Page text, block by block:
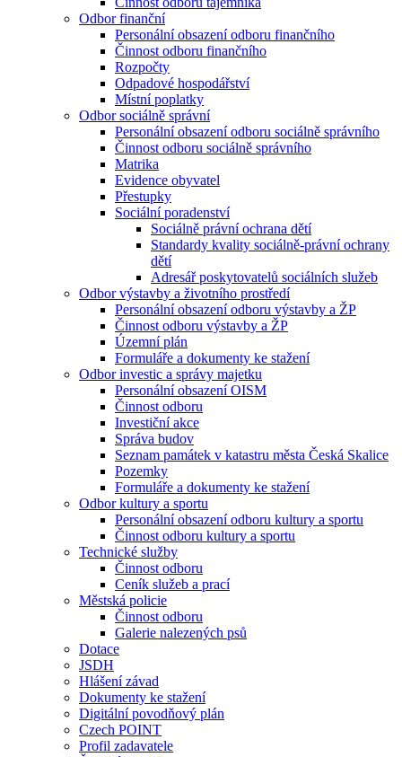
Odbor finanční
Personální obsazení odboru finančního
Činnost odboru finančního
Rozpočty
Odpadové hospodářství
Místní poplatky
Odbor sociálně správní
Personální obsazení odboru sociálně správního
Činnost odboru sociálně správního
Matrika
Evidence obyvatel
Přestupky
Sociální poradenství
Sociálně právní ochrana dětí
Standardy kvality sociálně-právní ochrany
dětí
Adresář poskytovatelů sociálních služeb
Odbor výstavby a životního prostředí
Personální obsazení odboru výstavby a ŽP
Činnost odboru výstavby a ŽP
Územní plán
Formuláře a dokumenty ke stažení
Odbor investic a správy majetku
Personální obsazení OISM
Činnost odboru
Investiční akce
Správa budov
Seznam památek v katastru města Česká Skalice
Pozemky
Formuláře a dokumenty ke stažení
Odbor kultury a sportu
Personální obsazení odboru kultury a sportu
Činnost odboru kultury a sportu
Technické služby
Činnost odboru
Ceník služeb a prací
Městská policie
Činnost odboru
Galerie nalezených psů
Dotace
JSDH
Hlášení závad
Dokumenty ke stažení
Digitální povodňový plán
Czech POINT
Profil zadavatele